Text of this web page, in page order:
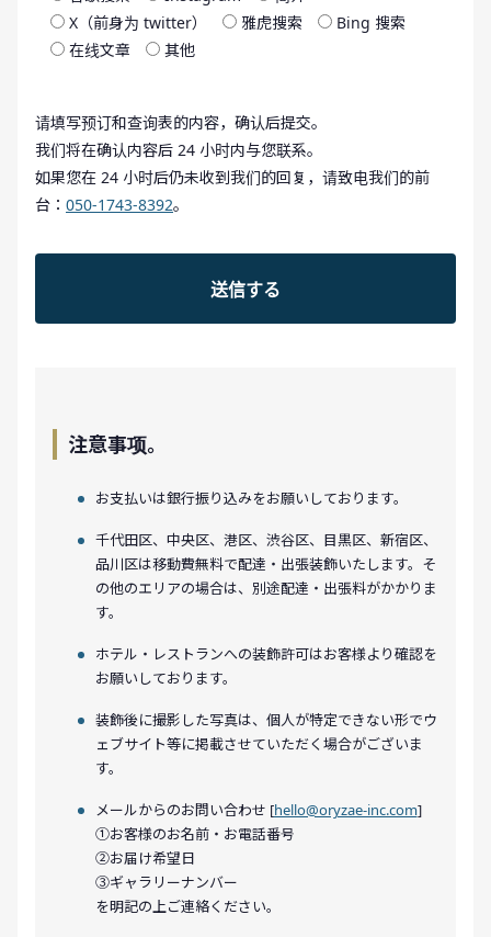
X（前身为 twitter）
雅虎搜索
Bing 搜索
在线文章
其他
请填写预订和查询表的内容，确认后提交。
我们将在确认内容后 24 小时内与您联系。
如果您在 24 小时后仍未收到我们的回复，请致电我们的前
台： 050-1743-8392。
注意事项。
お支払いは銀行振り込みをお願いしております。
千代田区、中央区、港区、渋谷区、目黒区、新宿区、
品川区は移動費無料で配達・出張装飾いたします。そ
の他のエリアの場合は、別途配達・出張料がかかりま
す。
ホテル・レストランへの装飾許可はお客様より確認を
お願いしております。
装飾後に撮影した写真は、個人が特定できない形でウ
ェブサイト等に掲載させていただく場合がございま
す。
メールからのお問い合わせ [hello@oryzae-inc.com]
①お客様のお名前・お電話番号
②お届け希望日
③ギャラリーナンバー
を明記の上ご連絡ください。